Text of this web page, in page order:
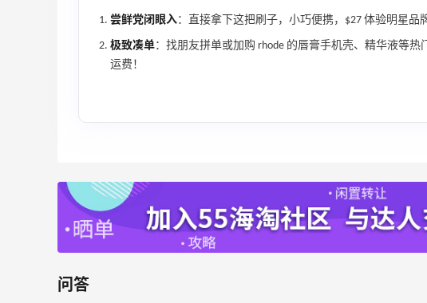
尝鲜党闭眼入：直接拿下这把刷子，小巧便携，$27 体验明星品
极致凑单：找朋友拼单或加购 rhode 的唇膏手机壳、精华液等
运费！
问答
Biōkreativ
30%返利
54人获得返利
Matte Collection
最高3%返利
510人获得返利